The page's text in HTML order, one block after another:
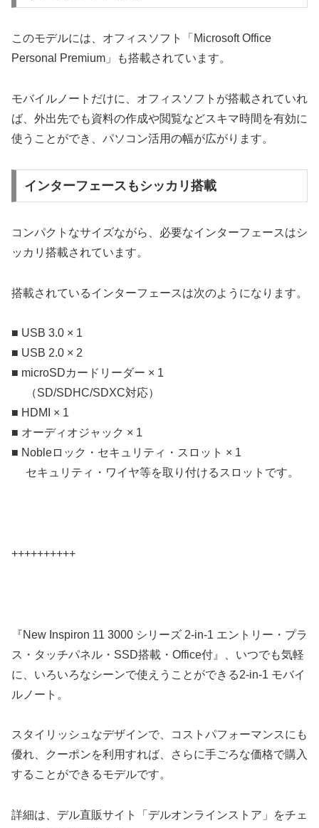
このモデルには、オフィスソフト「Microsoft Office
Personal Premium」も搭載されています。
モバイルノートだけに、オフィスソフトが搭載されていれ
ば、外出先でも資料の作成や閲覧などスキマ時間を有効に
使うことができ、パソコン活用の幅が広がります。
インターフェースもシッカリ搭載
コンパクトなサイズながら、必要なインターフェースはシ
ッカリ搭載されています。
搭載されているインターフェースは次のようになります。
■ USB 3.0 × 1
■ USB 2.0 × 2
■ microSDカードリーダー × 1
（SD/SDHC/SDXC対応）
■ HDMI × 1
■ オーディオジャック × 1
■ Nobleロック・セキュリティ・スロット × 1
セキュリティ・ワイヤ等を取り付けるスロットです。
++++++++++
『New Inspiron 11 3000 シリーズ 2-in-1 エントリー・プラ
ス・タッチパネル・SSD搭載・Office付』、いつでも気軽
に、いろいろなシーンで使えうことができる2-in-1 モバイ
ルノート。
スタイリッシュなデザインで、コストパフォーマンスにも
優れ、クーポンを利用すれば、さらに手ごろな価格で購入
することができるモデルです。
詳細は、デル直販サイト「デルオンラインストア」をチェ